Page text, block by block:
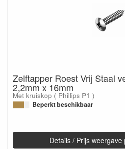
Zelftapper Roest Vrij Staal
2,2mm x 16mm
Met kruiskop ( Phillips P1 )
Beperkt beschikbaar
Details / Prijs weergave